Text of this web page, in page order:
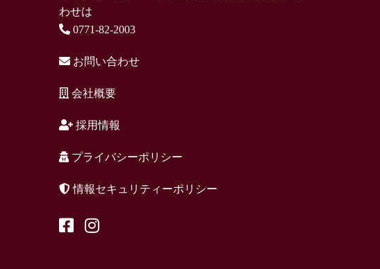
わせは
0771-82-2003
お問い合わせ
会社概要
採用情報
プライバシーポリシー
情報セキュリティーポリシー